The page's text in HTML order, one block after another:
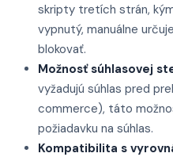
skripty tretích strán,
vypnutý, manuálne
blokovať.
Možnosť súhlasovej
vyžadujú súhlas pred
commerce), táto
požiadavku na súhlas.
Kompatibilita s